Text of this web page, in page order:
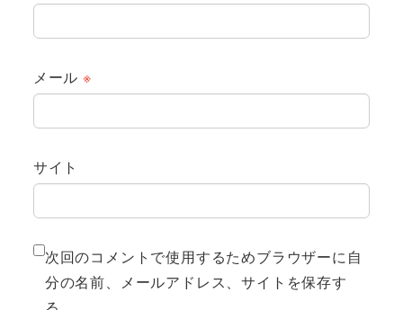
メール ※
サイト
次回のコメントで使用するためブラウザーに自
分の名前、メールアドレス、サイトを保存す